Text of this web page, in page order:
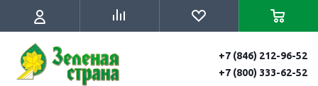
+7 (846) 212-96-52
+7 (800) 333-62-52